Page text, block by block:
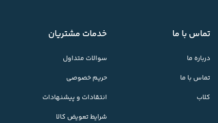
تماس با ما
درباره ما
تماس با ما
کلاب
خدمات مشتریان
سوالات متداول
حریم خصوصی
انتقادات و پیشنهادات
شرایط تعویض کالا